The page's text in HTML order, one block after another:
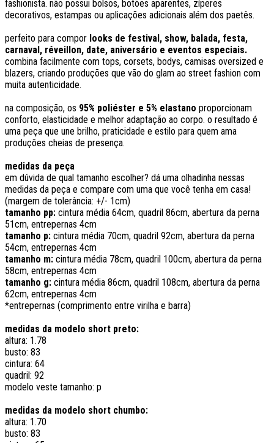
fashionista. não possui bolsos, botões aparentes, zíperes
decorativos, estampas ou aplicações adicionais além dos paetês.
perfeito para compor looks de festival, show, balada, festa,
carnaval, réveillon, date, aniversário e eventos especiais.
combina facilmente com tops, corsets, bodys, camisas oversized e
blazers, criando produções que vão do glam ao street fashion com
muita autenticidade.
na composição, os 95% poliéster e 5% elastano proporcionam
conforto, elasticidade e melhor adaptação ao corpo. o resultado é
uma peça que une brilho, praticidade e estilo para quem ama
produções cheias de presença.
medidas da peça
em dúvida de qual tamanho escolher? dá uma olhadinha nessas
medidas da peça e compare com uma que você tenha em casa!
(margem de tolerância: +/- 1cm)
tamanho pp: cintura média 64cm, quadril 86cm, abertura da perna
51cm, entrepernas 4cm
tamanho p: cintura média 70cm, quadril 92cm, abertura da perna
54cm, entrepernas 4cm
tamanho m: cintura média 78cm, quadril 100cm, abertura da perna
58cm, entrepernas 4cm
tamanho g: cintura média 86cm, quadril 108cm, abertura da perna
62cm, entrepernas 4cm
*entrepernas (comprimento entre virilha e barra)
medidas da modelo short preto:
altura: 1.78
busto: 83
cintura: 64
quadril: 92
modelo veste tamanho: p
medidas da modelo short chumbo:
altura: 1.70
busto: 83